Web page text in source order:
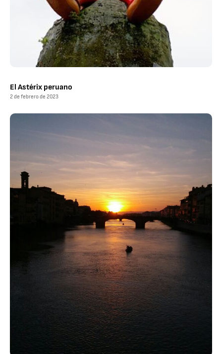
El Astérix peruano
2 de febrero de 2023